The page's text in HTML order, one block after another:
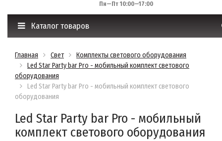
Пн—Пт 10:00—17:00
Каталог товаров
Главная Свет
Комплекты светового оборудования
Led Star Party bar Pro - мобильный комплект светового
оборудования
Led Star Party bar Pro - мобильный комплект светового
оборудования
Led Star Party bar Pro - мобильный
комплект светового оборудования